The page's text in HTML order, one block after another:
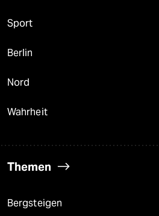
Sport
Berlin
Nord
Wahrheit
Themen
Bergsteigen